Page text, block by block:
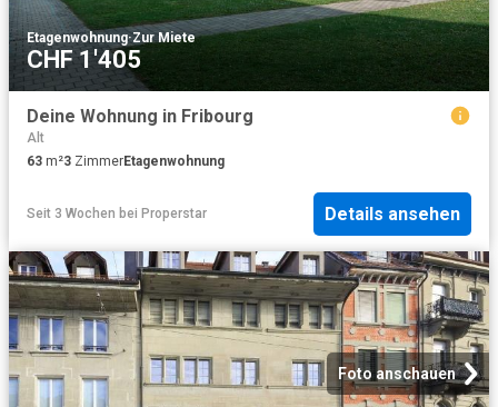
Etagenwohnung·Zur Miete
CHF 1'405
Deine Wohnung in Fribourg
Alt
63 m²3 ZimmerEtagenwohnung
Seit 3 Wochen bei Properstar Details ansehen
Foto anschauen